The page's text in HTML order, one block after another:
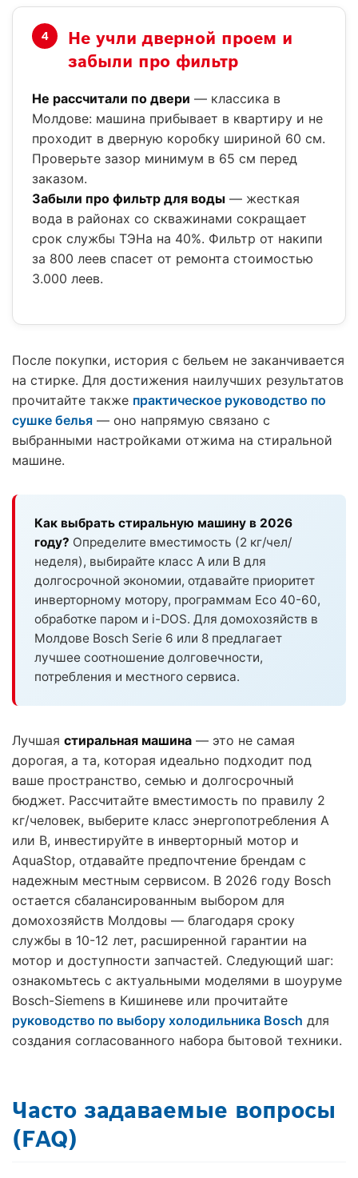
4
Не учли дверной проем и
забыли про фильтр
Не рассчитали по двери — классика в
Молдове: машина прибывает в квартиру и не
проходит в дверную коробку шириной 60 см.
Проверьте зазор минимум в 65 см перед
заказом.
Забыли про фильтр для воды — жесткая
вода в районах со скважинами сокращает
срок службы ТЭНа на 40%. Фильтр от накипи
за 800 леев спасет от ремонта стоимостью
3.000 леев.
После покупки, история с бельем не заканчивается
на стирке. Для достижения наилучших результатов
прочитайте также практическое руководство по
сушке белья — оно напрямую связано с
выбранными настройками отжима на стиральной
машине.
Как выбрать стиральную машину в 2026
году? Определите вместимость (2 кг/чел/
неделя), выбирайте класс A или B для
долгосрочной экономии, отдавайте приоритет
инверторному мотору, программам Eco 40-60,
обработке паром и i-DOS. Для домохозяйств в
Молдове Bosch Serie 6 или 8 предлагает
лучшее соотношение долговечности,
потребления и местного сервиса.
Лучшая стиральная машина — это не самая
дорогая, а та, которая идеально подходит под
ваше пространство, семью и долгосрочный
бюджет. Рассчитайте вместимость по правилу 2
кг/человек, выберите класс энергопотребления A
или B, инвестируйте в инверторный мотор и
AquaStop, отдавайте предпочтение брендам с
надежным местным сервисом. В 2026 году Bosch
остается сбалансированным выбором для
домохозяйств Молдовы — благодаря сроку
службы в 10-12 лет, расширенной гарантии на
мотор и доступности запчастей. Следующий шаг:
ознакомьтесь с актуальными моделями в шоуруме
Bosch-Siemens в Кишиневе или прочитайте
руководство по выбору холодильника Bosch для
создания согласованного набора бытовой техники.
Часто задаваемые вопросы
(FAQ)